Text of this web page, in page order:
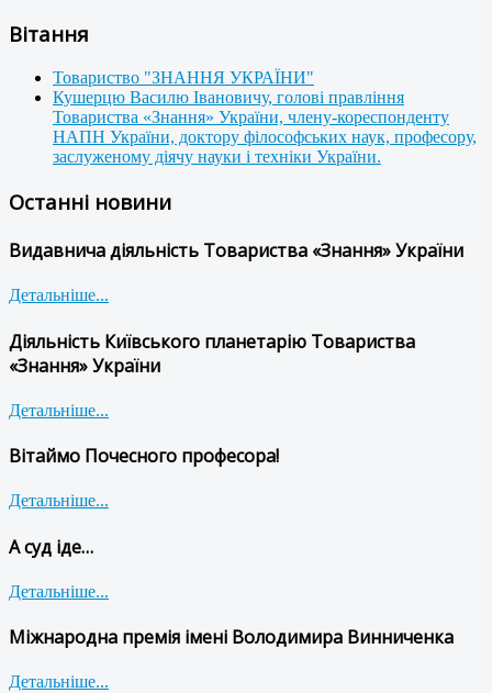
Вітання
Товариство "ЗНАННЯ УКРАЇНИ"
Кушерцю Василю Івановичу, голові правління
Товариства «Знання» України, члену-кореспонденту
НАПН України, доктору філософських наук, професору,
заслуженому діячу науки і техніки України.
Останні новини
Видавнича діяльність Товариства «Знання» України
Детальніше...
Діяльність Київського планетарію Товариства
«Знання» України
Детальніше...
Вітаймо Почесного професора!
Детальніше...
А суд іде…
Детальніше...
Міжнародна премія імені Володимира Винниченка
Детальніше...